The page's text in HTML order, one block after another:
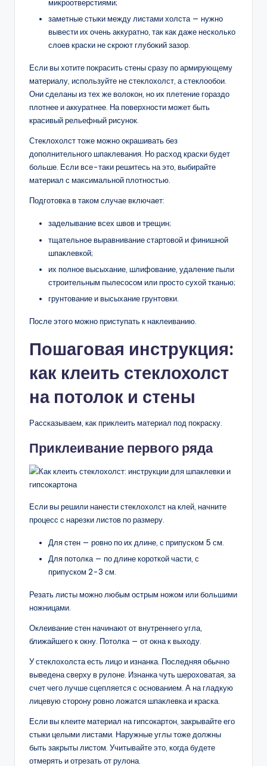
микроотверстиями;
заметные стыки между листами холста — нужно
вывести их очень аккуратно, так как даже несколько
слоев краски не скроют глубокий зазор.
Если вы хотите покрасить стены сразу по армирующему
материалу, используйте не стеклохолст, а стеклообои.
Они сделаны из тех же волокон, но их плетение гораздо
плотнее и аккуратнее. На поверхности может быть
красивый рельефный рисунок.
Стеклохолст тоже можно окрашивать без
дополнительного шпаклевания. Но расход краски будет
больше. Если все-таки решитесь на это, выбирайте
материал с максимальной плотностью.
Подготовка в таком случае включает:
заделывание всех швов и трещин;
тщательное выравнивание стартовой и финишной
шпаклевкой;
их полное высыхание, шлифование, удаление пыли
строительным пылесосом или просто сухой тканью;
грунтование и высыхание грунтовки.
После этого можно приступать к наклеиванию.
Пошаговая инструкция:
как клеить стеклохолст
на потолок и стены
Рассказываем, как приклеить материал под покраску.
Приклеивание первого ряда
Если вы решили нанести стеклохолст на клей, начните
процесс с нарезки листов по размеру.
Для стен — ровно по их длине, с припуском 5 см.
Для потолка — по длине короткой части, с
припуском 2-3 см.
Резать листы можно любым острым ножом или большими
ножницами.
Оклеивание стен начинают от внутреннего угла,
ближайшего к окну. Потолка — от окна к выходу.
У стеклохолста есть лицо и изнанка. Последняя обычно
выведена сверху в рулоне. Изнанка чуть шероховатая, за
счет чего лучше сцепляется с основанием. А на гладкую
лицевую сторону ровно ложатся шпаклевка и краска.
Если вы клеите материал на гипсокартон, закрывайте его
стыки целыми листами. Наружные углы тоже должны
быть закрыты листом. Учитывайте это, когда будете
отмерять и отрезать от рулона.